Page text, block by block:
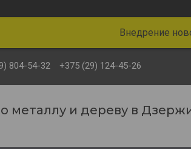
Внедрение
804-54-32 +375 (29) 124-45-26
металлу и дереву в